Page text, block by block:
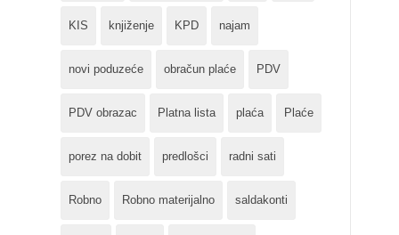
KIS knjiženje KPD najam
novi poduzeće obračun plaće PDV
PDV obrazac Platna lista plaća Plaće
porez na dobit predlošci radni sati
Robno Robno materijalno saldakonti